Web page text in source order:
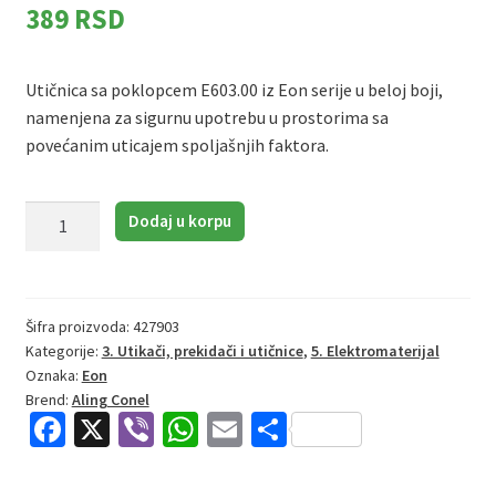
389 RSD
Utičnica sa poklopcem E603.00 iz Eon serije u beloj boji,
namenjena za sigurnu upotrebu u prostorima sa
povećanim uticajem spoljašnjih faktora.
|
Utičnica
sa
poklopcem
količina
Dodaj u korpu
Šifra proizvoda: 427903
Kategorije: 3. Utikači, prekidači i utičnice, 5. Elektromaterijal
Oznaka: Eon
Brend: Aling Conel
Fa X Vi W E S